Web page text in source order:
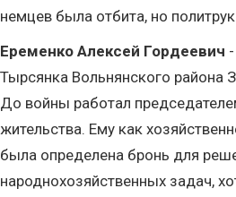
немцев была отбита, но
Еременко Алексей Гордеевич
Тырсянка Вольнянского района
До войны работал
жительства. Ему как
была определена бронь для
народнохозяйственных задач,